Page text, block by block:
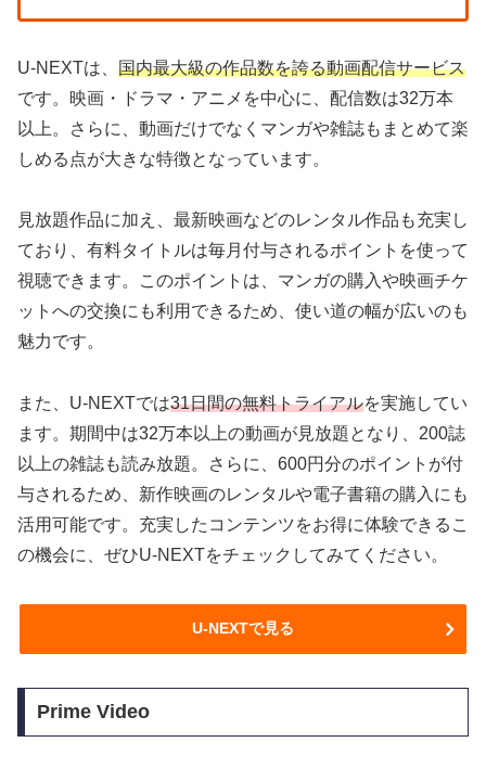
U-NEXTは、 国内最大級の作品数を誇る動画配信サービス
です。映画・ドラマ・アニメを中心に、配信数は32万本
以上。さらに、動画だけでなくマンガや雑誌もまとめて楽
しめる点が大きな特徴となっています。
見放題作品に加え、最新映画などのレンタル作品も充実し
ており、有料タイトルは毎月付与されるポイントを使って
視聴できます。このポイントは、マンガの購入や映画チケ
ットへの交換にも利用できるため、使い道の幅が広いのも
魅力です。
また、U-NEXTでは31日間の無料トライアルを実施してい
ます。期間中は32万本以上の動画が見放題となり、200誌
以上の雑誌も読み放題。さらに、600円分のポイントが付
与されるため、新作映画のレンタルや電子書籍の購入にも
活用可能です。充実したコンテンツをお得に体験できるこ
の機会に、ぜひU-NEXTをチェックしてみてください。
U-NEXTで見る
Prime Video